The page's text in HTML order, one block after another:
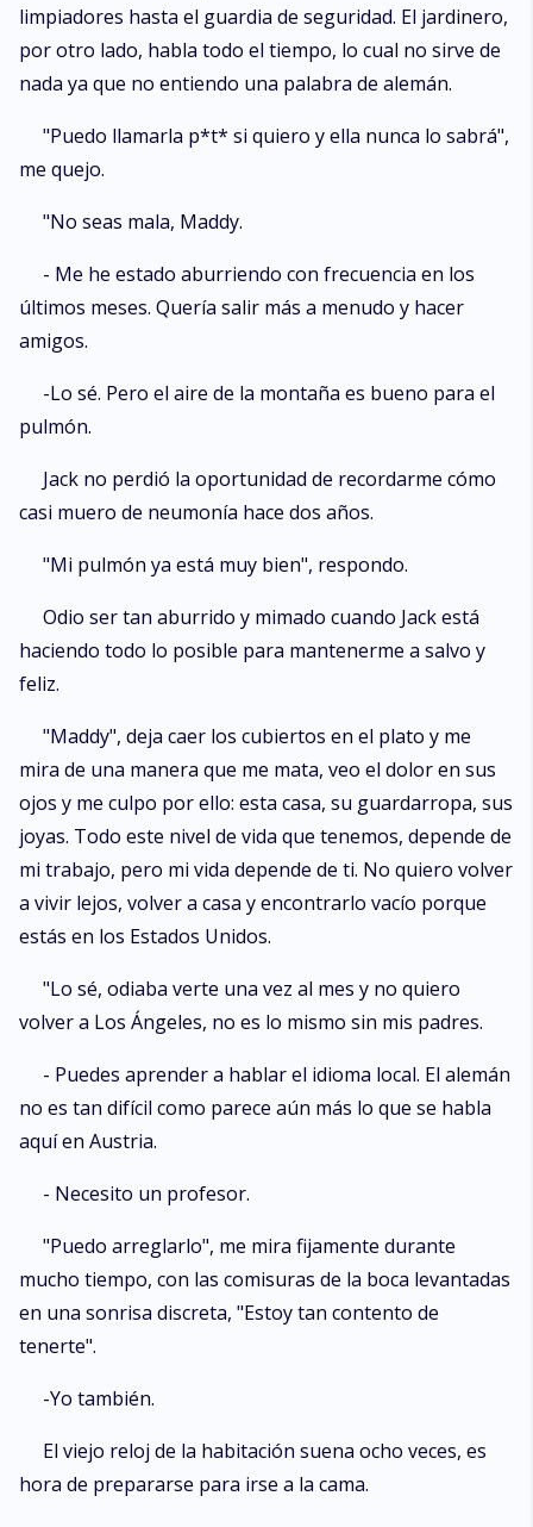
limpiadores hasta el guardia de seguridad. El jardinero,
por otro lado, habla todo el tiempo, lo cual no sirve de
nada ya que no entiendo una palabra de alemán.
"Puedo llamarla p*t* si quiero y ella nunca lo sabrá",
me quejo.
"No seas mala, Maddy.
- Me he estado aburriendo con frecuencia en los
últimos meses. Quería salir más a menudo y hacer
amigos.
-Lo sé. Pero el aire de la montaña es bueno para el
pulmón.
Jack no perdió la oportunidad de recordarme cómo
casi muero de neumonía hace dos años.
"Mi pulmón ya está muy bien", respondo.
Odio ser tan aburrido y mimado cuando Jack está
haciendo todo lo posible para mantenerme a salvo y
feliz.
"Maddy", deja caer los cubiertos en el plato y me
mira de una manera que me mata, veo el dolor en sus
ojos y me culpo por ello: esta casa, su guardarropa, sus
joyas. Todo este nivel de vida que tenemos, depende de
mi trabajo, pero mi vida depende de ti. No quiero volver
a vivir lejos, volver a casa y encontrarlo vacío porque
estás en los Estados Unidos.
"Lo sé, odiaba verte una vez al mes y no quiero
volver a Los Ángeles, no es lo mismo sin mis padres.
- Puedes aprender a hablar el idioma local. El alemán
no es tan difícil como parece aún más lo que se habla
aquí en Austria.
- Necesito un profesor.
"Puedo arreglarlo", me mira fijamente durante
mucho tiempo, con las comisuras de la boca levantadas
en una sonrisa discreta, "Estoy tan contento de
tenerte".
-Yo también.
El viejo reloj de la habitación suena ocho veces, es
hora de prepararse para irse a la cama.